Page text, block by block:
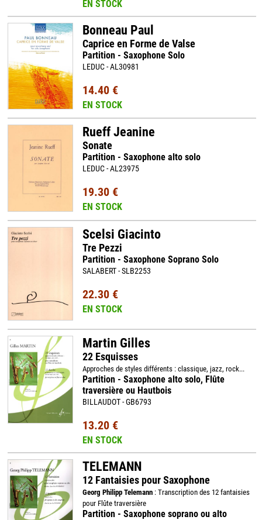
EN STOCK
Bonneau Paul
Caprice en Forme de Valse
Partition - Saxophone Solo
LEDUC - AL30981
14.40 €
EN STOCK
Rueff Jeanine
Sonate
Partition - Saxophone alto solo
LEDUC - AL23975
19.30 €
EN STOCK
Scelsi Giacinto
Tre Pezzi
Partition - Saxophone Soprano Solo
SALABERT - SLB2253
22.30 €
EN STOCK
Martin Gilles
22 Esquisses
Approches de styles différents : classique, jazz, rock...
Partition - Saxophone alto solo, Flûte
traversière ou Hautbois
BILLAUDOT - GB6793
13.20 €
EN STOCK
TELEMANN
12 Fantaisies pour Saxophone
Georg Philipp Telemann: Transcription des 12 fantaisies
pour Flûte traversière
Partition - Saxophone soprano ou alto